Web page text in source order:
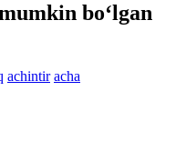
bo‘lgan
achintir acha